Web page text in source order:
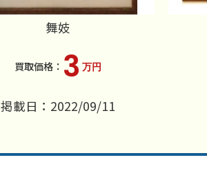
舞妓
3 万円
掲載日：2022/09/11